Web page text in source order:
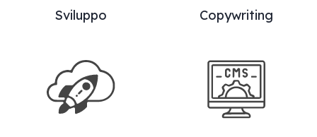
Sviluppo Copywriting